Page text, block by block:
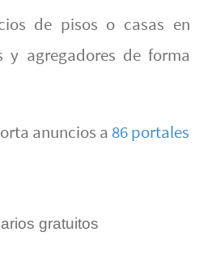
de pisos o casas en
y agregadores de forma
anuncios a 86 portales
gratuitos